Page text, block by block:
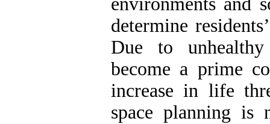
determine
Due to
become a prime
increase in life
space planning is